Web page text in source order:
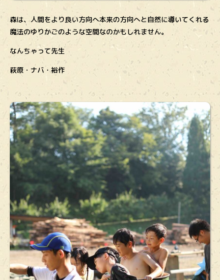
森は、人間をより良い方向へ本来の方向へと自然に導いてくれる
魔法のゆりかごのような空間なのかもしれません。
なんちゃって先生
萩原・ナバ・裕作